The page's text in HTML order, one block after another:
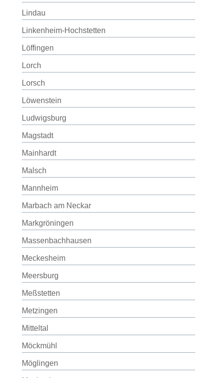
Lindau
Linkenheim-Hochstetten
Löffingen
Lorch
Lorsch
Löwenstein
Ludwigsburg
Magstadt
Mainhardt
Malsch
Mannheim
Marbach am Neckar
Markgröningen
Massenbachhausen
Meckesheim
Meersburg
Meßstetten
Metzingen
Mitteltal
Möckmühl
Möglingen